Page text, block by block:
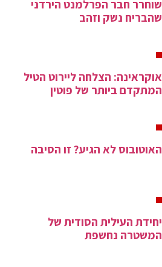
שוחרר חבר הפרלמנט הירדני
שהבריח נשק וזהב
אוקראינה: הצלחה ליירוט הטיל
המתקדם ביותר של פוטין
האוטובוס לא הגיע? זו הסיבה
יחידת העילית הסודית של
המשטרה נחשפת